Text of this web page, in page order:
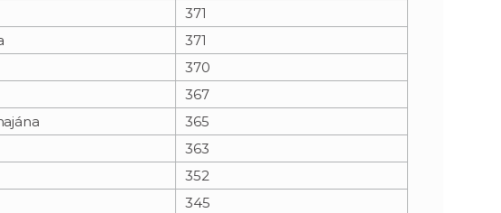
371
371
370
367
365
363
352
345